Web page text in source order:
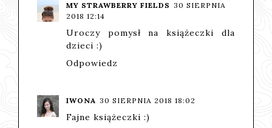
MY STRAWBERRY FIELDS 30 SIERPNIA
2018 12:14
Uroczy pomysł na książeczki dla
dzieci :)
Odpowiedz
IWONA 30 SIERPNIA 2018 18:02
Fajne książeczki :)